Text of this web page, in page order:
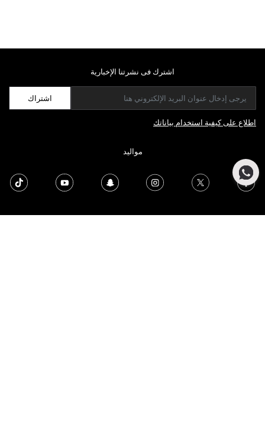
اشترك فى نشرتنا الإخبارية
اشتراك
اطلاع على كيفية استخدام بياناتك
مواليد